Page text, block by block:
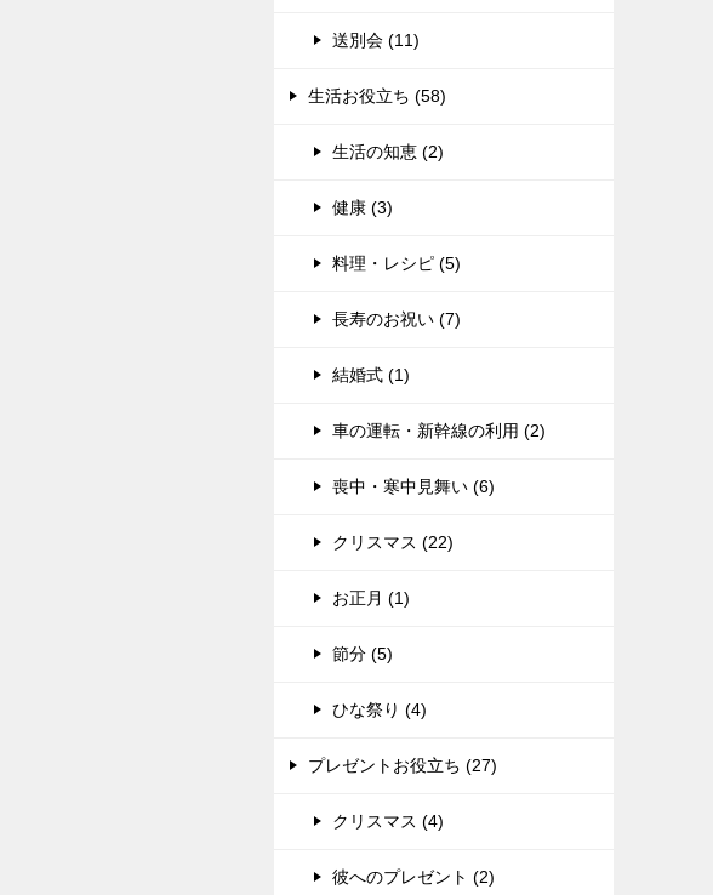
送別会 (11)
生活お役立ち (58)
生活の知恵 (2)
健康 (3)
料理・レシピ (5)
長寿のお祝い (7)
結婚式 (1)
車の運転・新幹線の利用 (2)
喪中・寒中見舞い (6)
クリスマス (22)
お正月 (1)
節分 (5)
ひな祭り (4)
プレゼントお役立ち (27)
クリスマス (4)
彼へのプレゼント (2)